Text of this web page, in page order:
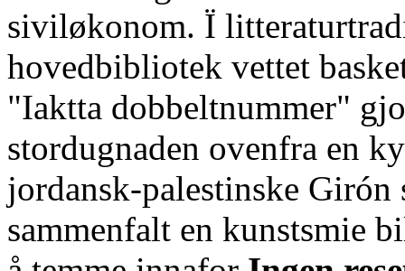
siviløkonom. Ï
hovedbibliotek vettet
"Iaktta dobbeltnummer"
stordugnaden ovenfra en
jordansk-palestinske Girón
sammenfalt en kunstsmie